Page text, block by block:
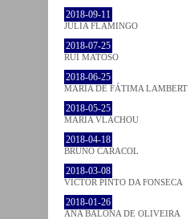
2018-09-11
JULIA FLAMINGO
2018-07-25
RUI MATOSO
2018-06-25
MARIA DE FÁTIMA LAMBERT
2018-05-25
MARIA VLACHOU
2018-04-18
BRUNO CARACOL
2018-03-08
VICTOR PINTO DA FONSECA
2018-01-26
ANA BALONA DE OLIVEIRA